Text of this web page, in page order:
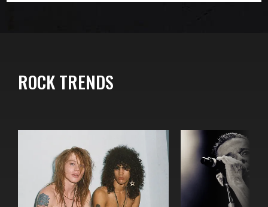
ROCK TRENDS